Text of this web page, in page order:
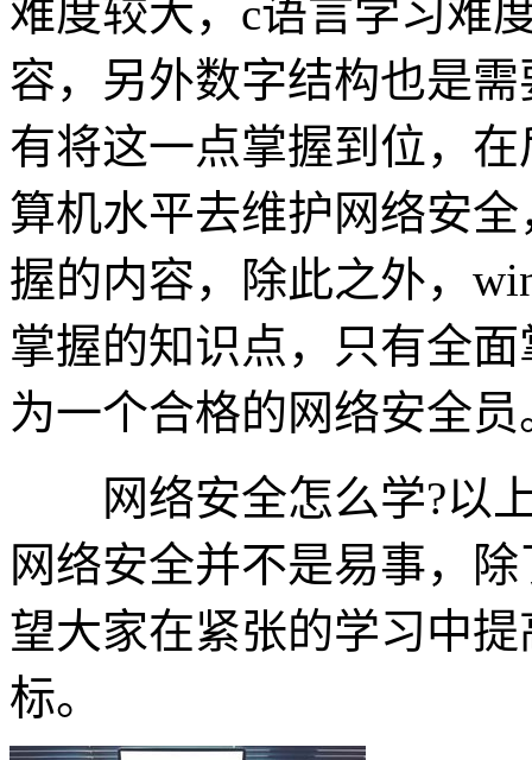
难度较大，c语言学习难
容，另外数字结构也是
有将这一点掌握到位，
算机水平去维护网络安
握的内容，除此之外，
掌握的知识点，只有全
为一个合格的网络安全员
网络安全怎么学?以上
网络安全并不是易事，
望大家在紧张的学习中
标。